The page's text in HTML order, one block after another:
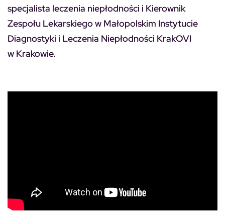
specjalista leczenia niepłodności i Kierownik
Zespołu Lekarskiego w Małopolskim Instytucie
Diagnostyki i Leczenia Niepłodności KrakOVI
w Krakowie.